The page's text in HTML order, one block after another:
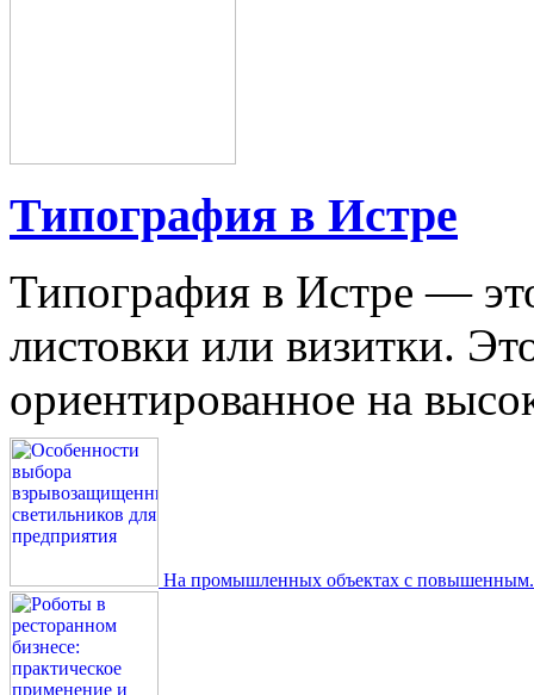
Типография в Истре
Типография в Истре —
листовки или визитки.
ориентированное на
На промышленных объектах с